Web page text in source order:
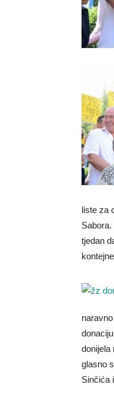
liste za
tjedan
donijela
glasno
Sinčića